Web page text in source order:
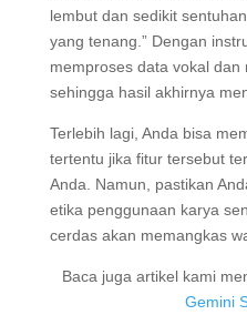
lembut dan sedikit
yang tenang.” Dengan
memproses data vokal dan
sehingga hasil akhirnya
Terlebih lagi, Anda bisa
tertentu jika fitur tersebut
Anda. Namun, pastikan
etika penggunaan karya
cerdas akan memangkas
Baca juga artikel kami
Gemini